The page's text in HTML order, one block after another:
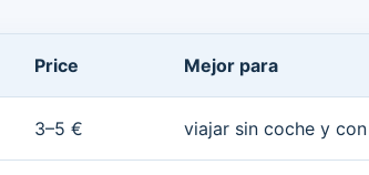
Price Mejor para
3–5 € viajar sin coche y